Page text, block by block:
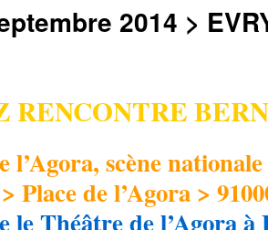
2014 >
RENCONTRE
l’Agora, scène
Place de l’Agora >
le Théâtre de l’Agora